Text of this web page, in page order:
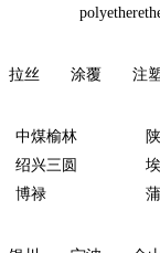
拉丝 涂覆 注
中煤榆林
绍兴三圆
博禄